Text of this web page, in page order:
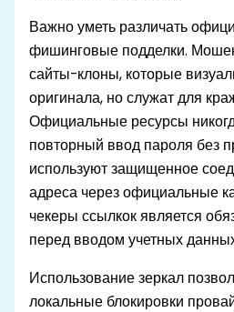
Важно уметь различать
фишинговые подделки.
сайты-клоны, которые
оригинала, но служат для
Официальные ресурсы
повторный ввод пароля без
используют защищенное
адреса через официальные
чекеры ссылкок является
перед вводом учетных
Использование зеркал
локальные блокировки